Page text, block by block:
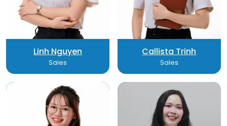
Linh Nguyen
Sales
Callista Trinh
Sales